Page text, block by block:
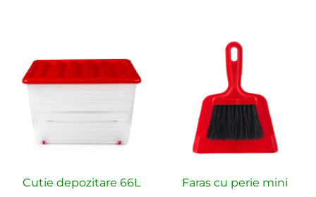
Cutie depozitare 66L Faras cu perie mini